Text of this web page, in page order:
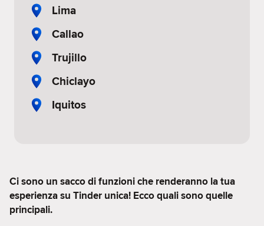
Lima
Callao
Trujillo
Chiclayo
Iquitos
Ci sono un sacco di funzioni che renderanno la tua
esperienza su Tinder unica! Ecco quali sono quelle
principali.